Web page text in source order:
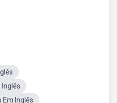
Inglês
Em Inglês